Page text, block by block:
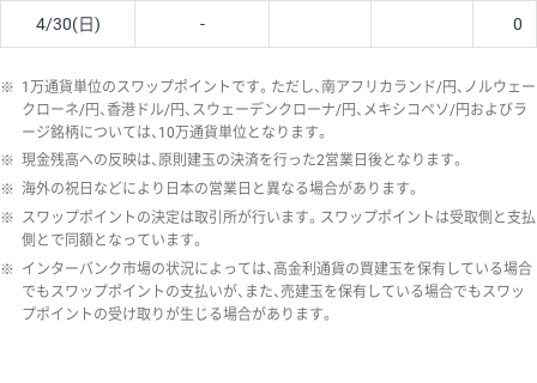
4/30(日) - 0
※ 1万通貨単位のスワップポイントです。ただし、南アフリカランド/円、ノルウェー
クローネ/円、香港ドル/円、スウェーデンクローナ/円、メキシコペソ/円およびラ
ージ銘柄については、10万通貨単位となります。
※ 現金残高への反映は、原則建玉の決済を行った2営業日後となります。
※ 海外の祝日などにより日本の営業日と異なる場合があります。
※ スワップポイントの決定は取引所が行います。スワップポイントは受取側と支払
側とで同額となっています。
※ インターバンク市場の状況によっては、高金利通貨の買建玉を保有している場合
でもスワップポイントの支払いが、また、売建玉を保有している場合でもスワッ
プポイントの受け取りが生じる場合があります。